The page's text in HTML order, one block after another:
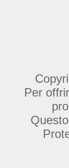
Per